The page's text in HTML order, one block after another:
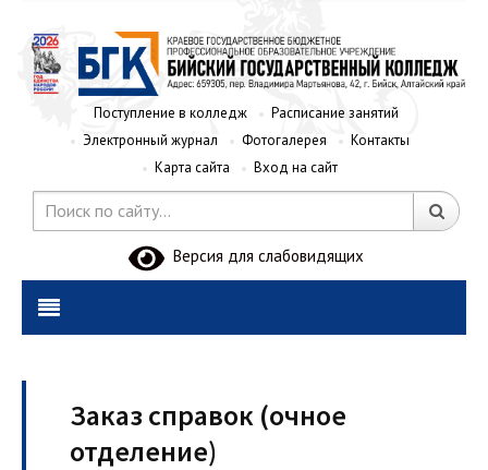
Поступление в колледж
Расписание занятий
Электронный журнал
Фотогалерея
Контакты
Карта сайта
Вход на сайт
Версия для слабовидящих
Заказ справок (очное
отделение)